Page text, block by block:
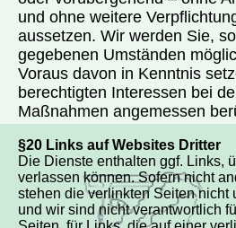
und ohne weitere
aussetzen. Wir werden Sie,
gegebenen Umständen
Voraus davon in Kenntnis
berechtigten Interessen bei
Maßnahmen angemessen
§20 Links auf Websites Dritter
Die Dienste enthalten ggf. Links,
verlassen können. Sofern nicht
stehen die verlinkten Seiten nicht
und wir sind nicht verantwortlich